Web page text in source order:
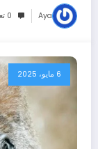
Aya 0 تعليقات
6 مايو، 2025